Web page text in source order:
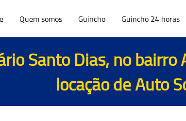
Quem somos Guincho Guincho 24 horas
Santo Dias, no
locação de Auto